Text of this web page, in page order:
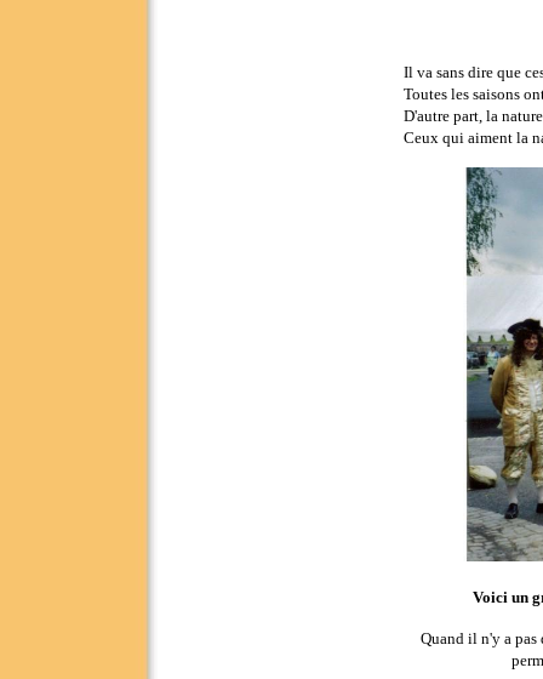
Il va sans dire que
Toutes les saisons
D'autre part, la
Ceux qui aiment la
Voici un
Quand il n'y a pas